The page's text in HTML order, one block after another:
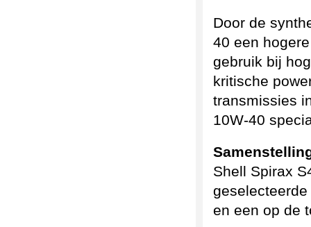
Door de
40 een
gebruik bij
kritische
transmissies
10W-40
Shell Spirax
en een op de